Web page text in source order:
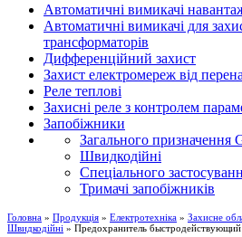
Автоматичні вимикачі
Автоматичні вимикачі для
трансформаторів
Дифференційний захист
Захист електромереж від
Реле теплові
Захисні реле з контролем
Запобіжники
Загального призначення
Швидкодійні
Спеціального
Тримачі запобіжників
Головна » Продукція » Електротехніка » Захисне
Швидкодійні » Предохранитель